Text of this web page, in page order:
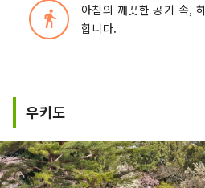
directions_walk
아침의 깨끗한 공기 속,
합니다.
우키도